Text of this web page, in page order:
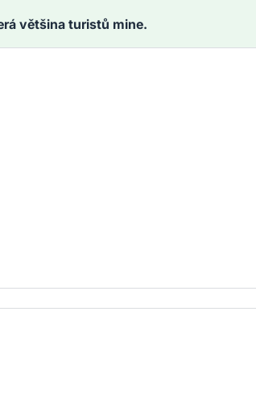
většina turistů mine.